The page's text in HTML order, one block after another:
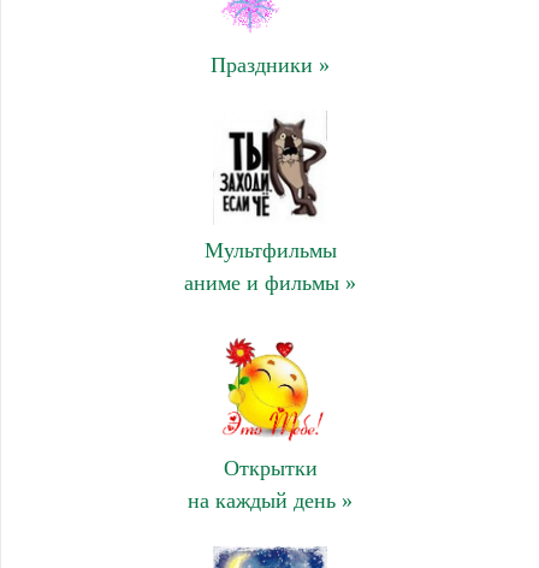
Праздники »
Мультфильмы
аниме и фильмы »
Открытки
на каждый день »